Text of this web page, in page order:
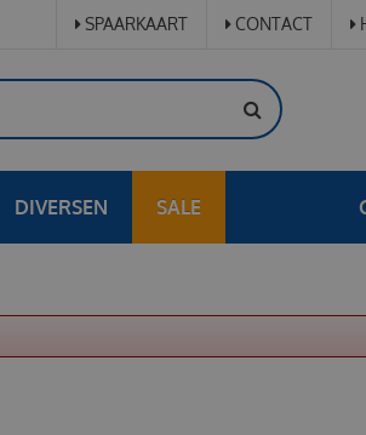
SPAARKAART CONTACT
DIVERSEN SALE